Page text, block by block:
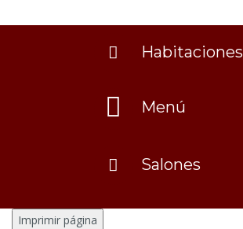
Habitaciones
Menú
Salones